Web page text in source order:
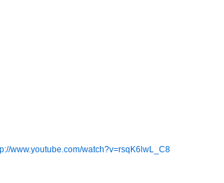
www.youtube.com/watch?v=rsqK6lwL_C8